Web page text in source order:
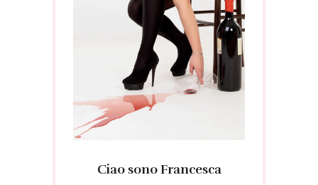
Ciao sono Francesca